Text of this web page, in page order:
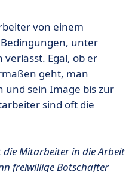
von einem
unter
Egal, ob er
geht, man
und sein Image bis zur
sind oft die
Mitarbeiter in die Arbeit
freiwillige Botschafter